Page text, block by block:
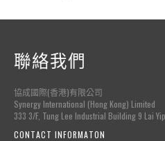
聯絡我們
協成國際(香港)有限公司
Synergy International (Hong Kong) Limited
333 3/F, Tung Lee Industrial Building 9 Lai
CONTACT INFORMATON